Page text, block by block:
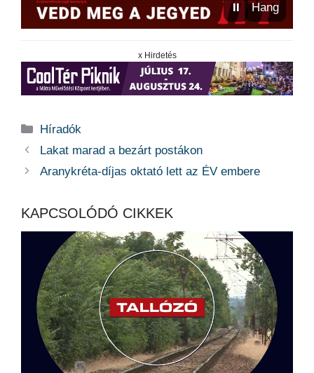
⏸ Hang
x Hirdetés
Kategória
Híradók
Lakat marad a bezárt postákon
Aranykréta-díjas oktató lett az ÉV embere
KAPCSOLÓDÓ CIKKEK